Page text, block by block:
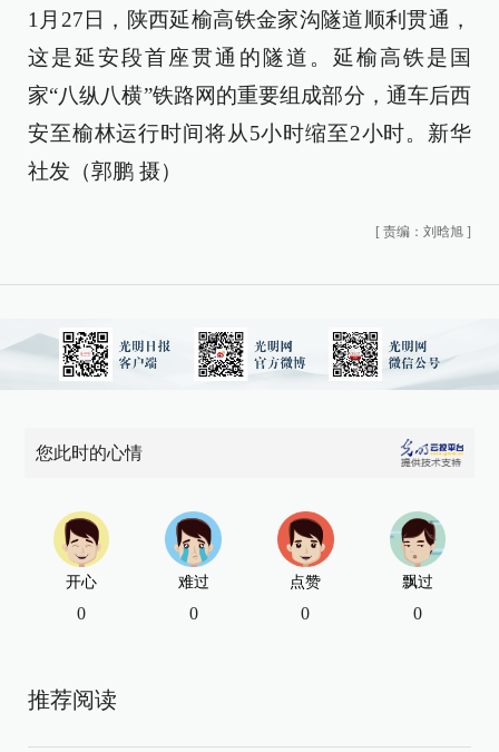
1月27日，陕西延榆高铁金家沟隧道顺利贯通，
这是延安段首座贯通的隧道。延榆高铁是国
家“八纵八横”铁路网的重要组成部分，通车后西
安至榆林运行时间将从5小时缩至2小时。新华
社发（郭鹏 摄）
[ 责编：刘晗旭 ]
您此时的心情
开心
0
难过
0
点赞
0
飘过
0
推荐阅读